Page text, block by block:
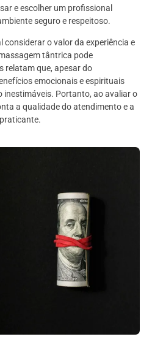
e escolher um profissional
seguro e respeitoso.
considerar o valor da experiência e
tântrica pode
relatam que, apesar do
emocionais e espirituais
Portanto, ao avaliar o
a qualidade do atendimento e a